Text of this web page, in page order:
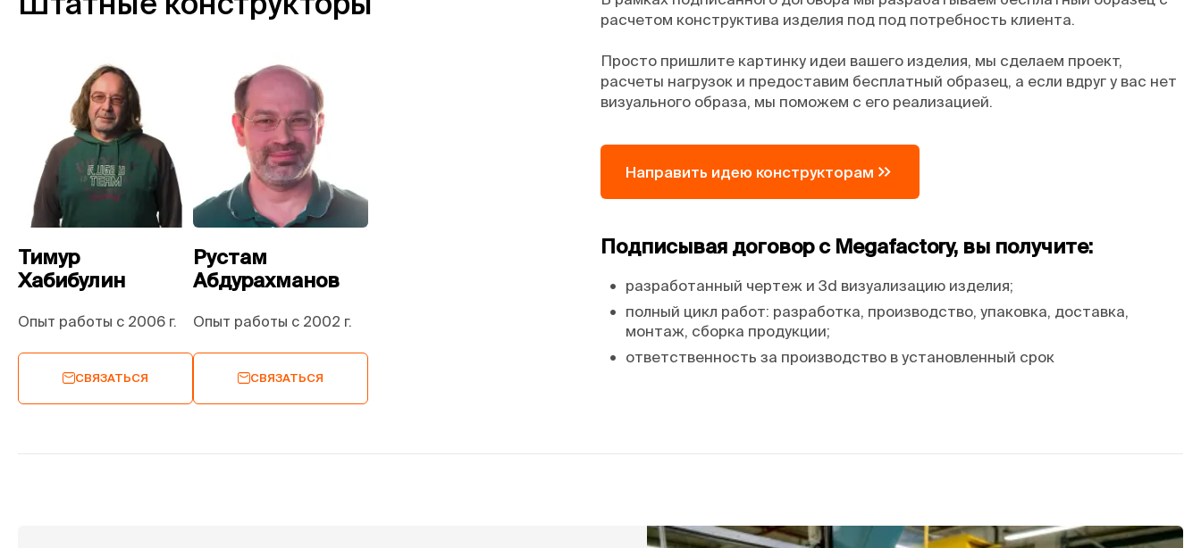
Тимур
Хабибулин
Опыт работы с 2006 г.
СВЯЗАТЬСЯ
Рустам
Абдурахманов
Опыт работы с 2002 г.
СВЯЗАТЬСЯ
расчетом конструктива изделия под под потребность клиента.
Просто пришлите картинку идеи вашего изделия, мы сделаем проект,
расчеты нагрузок и предоставим бесплатный образец, а если вдруг у вас нет
визуального образа, мы поможем с его реализацией.
Направить идею конструкторам
Подписывая договор с Megafactory, вы получите:
•
разработанный чертеж и 3d визуализацию изделия;
•
полный цикл работ: разработка, производство, упаковка, доставка,
монтаж, сборка продукции;
•
ответственность за производство в установленный срок